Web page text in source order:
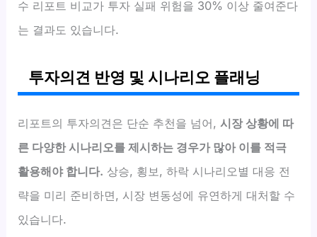
수 리포트 비교가 투자 실패 위험을 30% 이상 줄여준다
는 결과도 있습니다.
투자의견 반영 및 시나리오 플래닝
리포트의 투자의견은 단순 추천을 넘어,시장 상황에 따
른 다양한 시나리오를 제시하는 경우가 많아 이를 적극
활용해야 합니다. 상승, 횡보, 하락 시나리오별 대응 전
략을 미리 준비하면, 시장 변동성에 유연하게 대처할 수
있습니다.